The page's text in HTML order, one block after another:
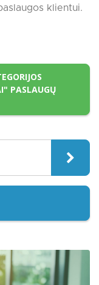
klientui.
PASLAUGŲ